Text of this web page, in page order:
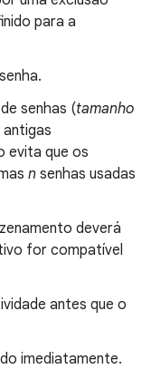
para a
senhas (tamanho
evita que os
n senhas usadas
deverá
for compatível
antes que o
imediatamente.